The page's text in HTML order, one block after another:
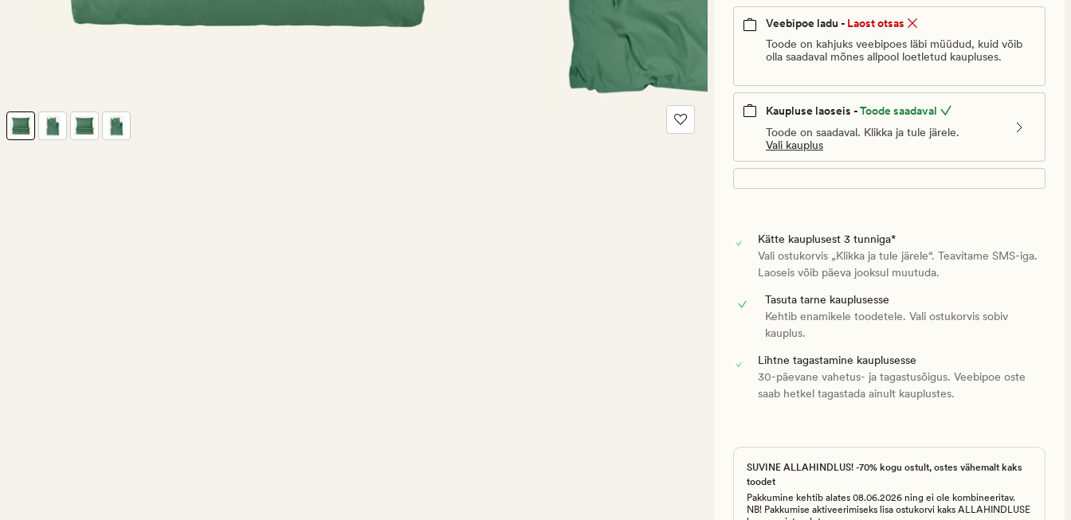
Veebipoe ladu - Laost otsas
Toode on kahjuks veebipoes läbi müüdud, kuid võib
olla saadaval mõnes allpool loetletud kaupluses.
Kaupluse laoseis -Toode saadaval
Toode on saadaval. Klikka ja tule järele.
Vali kauplus
Kätte kauplusest 3 tunniga*
Vali ostukorvis „Klikka ja tule järele“. Teavitame SMS-iga.
Laoseis võib päeva jooksul muutuda.
Tasuta tarne kauplusesse
Kehtib enamikele toodetele. Vali ostukorvis sobiv
kauplus.
Lihtne tagastamine kauplusesse
30-päevane vahetus- ja tagastusõigus. Veebipoe oste
saab hetkel tagastada ainult kauplustes.
SUVINE ALLAHINDLUS! -70% kogu ostult, ostes vähemalt kaks
toodet
Pakkumine kehtib alates 08.06.2026 ning ei ole kombineeritav.
NB! Pakkumise aktiveerimiseks lisa ostukorvi kaks ALLAHINDLUSE